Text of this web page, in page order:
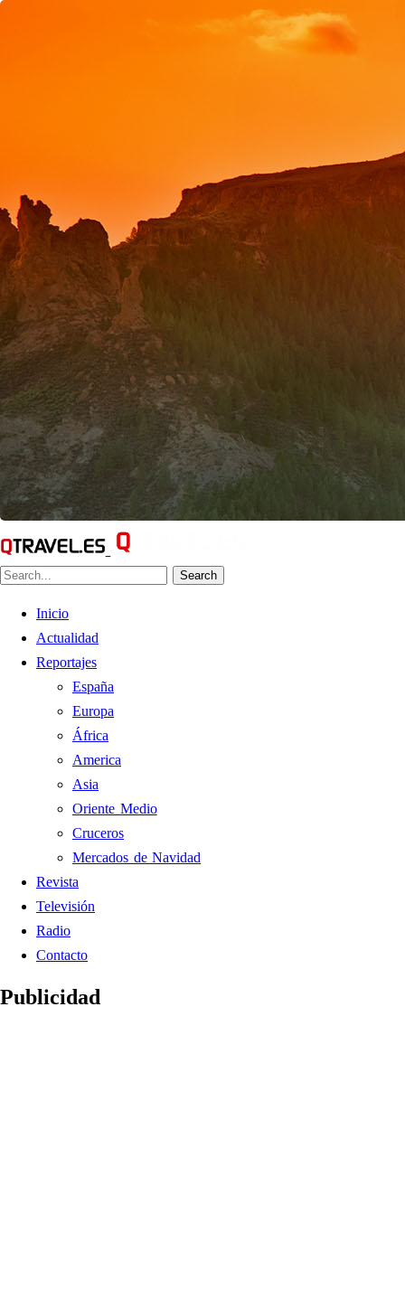
Search
Inicio
Actualidad
Reportajes
España
Europa
África
America
Asia
Oriente Medio
Cruceros
Mercados de Navidad
Revista
Televisión
Radio
Contacto
Publicidad